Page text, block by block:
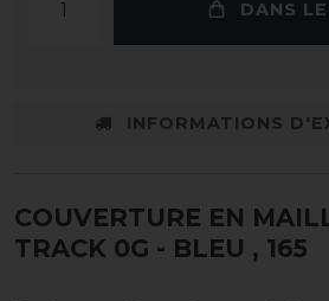
DANS
INFORMATIONS
COUVERTURE EN
TRACK 0G - BLEU , 165